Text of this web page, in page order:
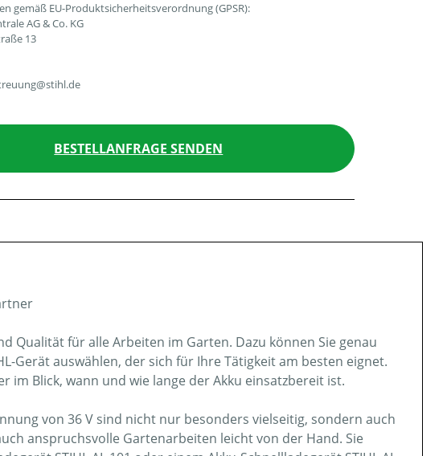
gemäß EU-Produktsicherheitsverordnung (GPSR):
AG & Co. KG
13
BESTELLANFRAGE SENDEN
Qualität für alle Arbeiten im Garten. Dazu können Sie genau
Gerät auswählen, der sich für Ihre Tätigkeit am besten eignet.
im Blick, wann und wie lange der Akku einsatzbereit ist.
von 36 V sind nicht nur besonders vielseitig, sondern auch
anspruchsvolle Gartenarbeiten leicht von der Hand. Sie